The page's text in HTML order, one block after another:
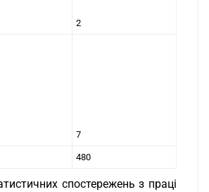
2
7
480
спостережень з праці